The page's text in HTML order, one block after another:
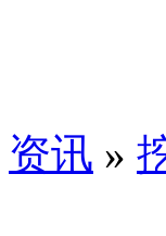
资讯 »